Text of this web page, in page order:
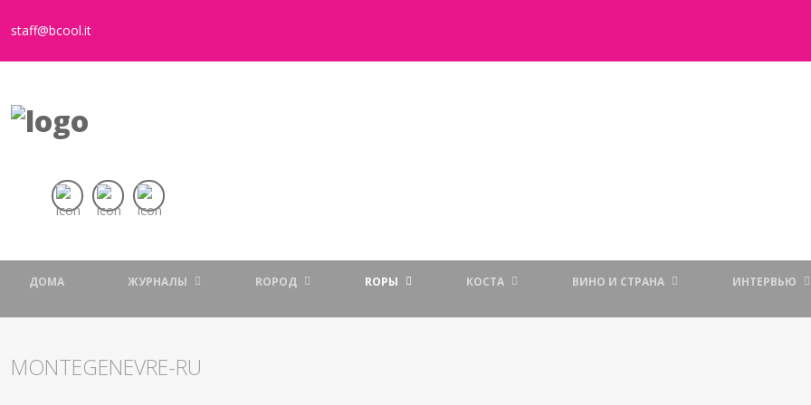
staff@bcool.it
ДОМА ЖУРНАЛЫ RОРОД RОРЫ КОСТА ВИНО И СТРАНА ИНТЕРВЬЮ
MONTEGENEVRE-RU